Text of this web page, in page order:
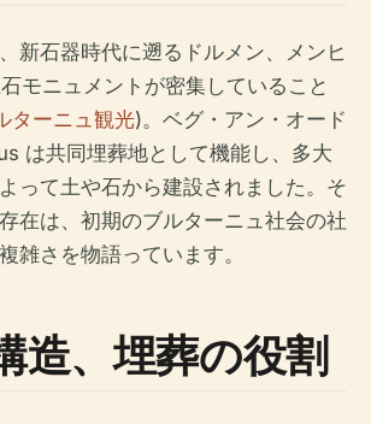
新石器時代に遡るドルメン、メンヒ
モニュメントが密集していること
ターニュ観光)。ベグ・アン・オード
は共同埋葬地として機能し、多大
って土や石から建設されました。そ
在は、初期のブルターニュ社会の社
雑さを物語っています。
造、埋葬の役割